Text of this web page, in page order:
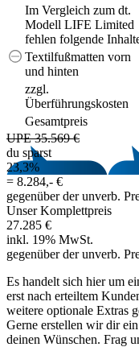
Im Vergleich zum dt.
Modell LIFE Limited
fehlen folgende
Textilfußmatten vorn
und hinten
zzgl.
Überführungskosten
Gesamtpreis
UPE 35.569 €
du sparst
23,3%
= 8.284,- €
gegenüber der unverb.
Unser Komplettpreis
27.285 €
inkl. 19% MwSt.
gegenüber der unverb.
Es handelt sich hier um
erst nach erteiltem
weitere optionale Extras
Gerne erstellen wir dir
deinen Wünschen. Frag